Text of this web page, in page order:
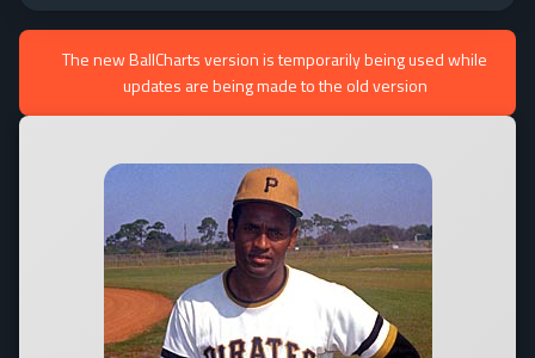
The new BallCharts version is temporarily being used while
updates are being made to the old version